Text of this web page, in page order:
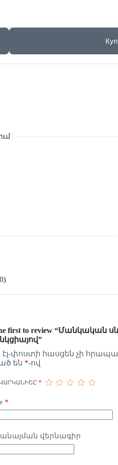
first to review “Մանկական
էլ-փոստի հասցեն չի
են *-ով
*
*
վերնագիր